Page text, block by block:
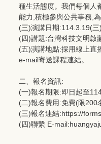
種生活態度。我們每個人
能力,積極參與公共事務,
(三)演講日期:114.3.19(
(四)講題:台灣科技文明啟
(五)演講地點:採用線上直
e-mail寄送課程連結。
二、報名資訊:
(一)報名期限:即日起至
(二)報名費用:免費(限200
(三)報名連結:https://
(四)聯繫 E-